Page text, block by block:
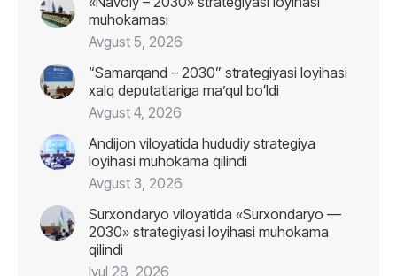
muhokamasi
Avgust 5, 2026
“Samarqand – 2030” strategiyasi loyihasi
xalq deputatlariga maʼqul boʻldi
Avgust 4, 2026
Andijon viloyatida hududiy strategiya
loyihasi muhokama qilindi
Avgust 3, 2026
Surxondaryo viloyatida «Surxondaryo —
2030» strategiyasi loyihasi muhokama
qilindi
Iyul 28, 2026